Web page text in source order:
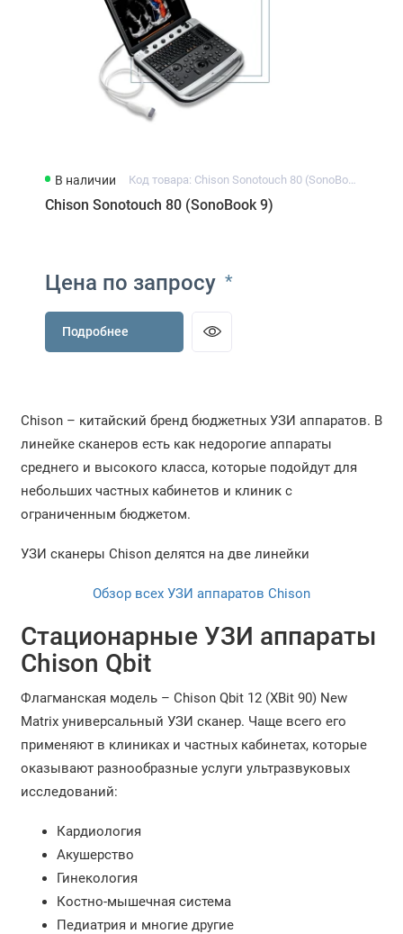
В наличии Код товара: Chison Sonotouch 80 (SonoBook 9)
Chison Sonotouch 80 (SonoBook 9)
Цена по запросу *
Подробнее
Chison – китайский бренд бюджетных УЗИ аппаратов. В
линейке сканеров есть как недорогие аппараты
среднего и высокого класса, которые подойдут для
небольших частных кабинетов и клиник с
ограниченным бюджетом.
УЗИ сканеры Chison делятся на две линейки
Обзор всех УЗИ аппаратов Chison
Стационарные УЗИ аппараты
Chison Qbit
Флагманская модель – Chison Qbit 12 (XBit 90) New
Matrix универсальный УЗИ сканер. Чаще всего его
применяют в клиниках и частных кабинетах, которые
оказывают разнообразные услуги ультразвуковых
исследований:
Кардиология
Акушерство
Гинекология
Костно-мышечная система
Педиатрия и многие другие